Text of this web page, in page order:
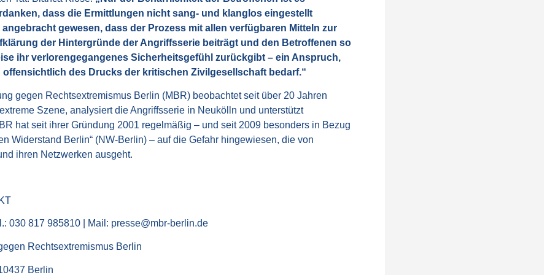
dass die Ermittlungen nicht sang- und klanglos eingestellt
gewesen, dass der Prozess mit allen verfügbaren Mitteln zur
der Hintergründe der Angriffsserie beiträgt und den Betroffenen so
ihr verlorengegangenes Sicherheitsgefühl zurückgibt – ein Anspruch,
des Drucks der kritischen Zivilgesellschaft bedarf.“
gegen Rechtsextremismus Berlin (MBR) beobachtet seit über 20 Jahren
Szene, analysiert die Angriffsserie in Neukölln und unterstützt
hat seit ihrer Gründung 2001 regelmäßig – und seit 2009 besonders in Bezug
Widerstand Berlin“ (NW-Berlin) – auf die Gefahr hingewiesen, die von
ihren Netzwerken ausgeht.
030 817 985810 | Mail: presse@mbr-berlin.de
Rechtsextremismus Berlin
Berlin